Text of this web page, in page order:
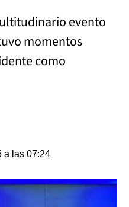
evento
momentos
como
a las 07:24